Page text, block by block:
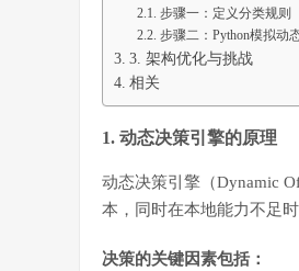
步骤一：定义分类规则
步骤二：Python模拟动
3. 架构优化与挑战
相关
1. 动态决策引擎的原理
动态决策引擎（Dynamic
本，同时在本地能力不足
决策的关键因素包括：